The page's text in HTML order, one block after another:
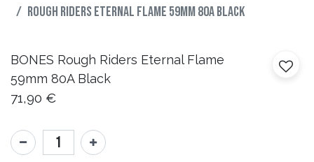
Rough Riders Eternal Flame 59mm 80A Black
BONES Rough Riders Eternal Flame
59mm 80A Black
71,90 €